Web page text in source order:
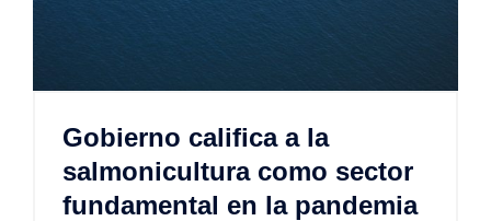
Gobierno califica a la
salmonicultura como sector
fundamental en la pandemia